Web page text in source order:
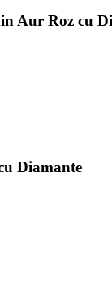
Aur Roz cu
Diamante